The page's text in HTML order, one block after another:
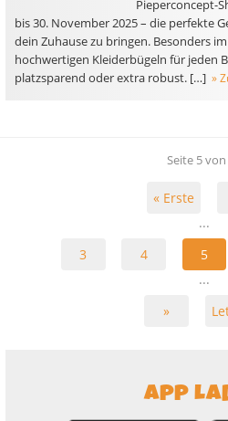
Pieperconcept-
bis 30. November 2025 – die perfekte
dein Zuhause zu bringen. Besonders
hochwertigen Kleiderbügeln für jeden
platzsparend oder extra robust. […] »
Seite 5
« Erste
...
3
4 5
...
»
APP